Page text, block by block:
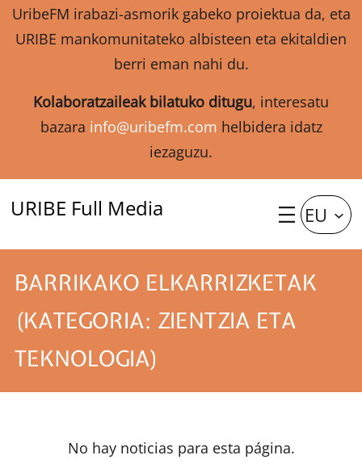
UribeFM irabazi-asmorik gabeko proiektua da, eta
URIBE mankomunitateko albisteen eta ekitaldien
berri eman nahi du.
Kolaboratzaileak bilatuko ditugu, interesatu
bazara info@uribefm.com helbidera idatz
iezaguzu.
URIBE Full Media EU
BARRIKAKO ELKARRIZKETAK
(KATEGORIA: ZIENTZIA ETA
TEKNOLOGIA)
No hay noticias para esta página.